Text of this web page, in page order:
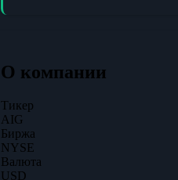
О компании
Тикер
AIG
Биржа
NYSE
Валюта
USD